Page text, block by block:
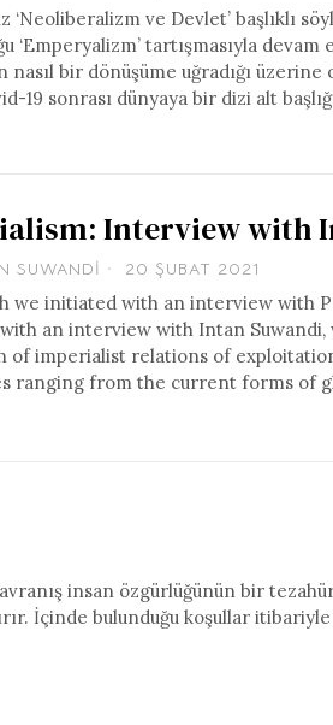
ve Devlet’ başlıklı
‘Emperyalizm’ tartışmasıyla
bir dönüşüme uğradığı üzerine
sonrası dünyaya bir dizi alt
Interview with
SUWANDI 20 ŞUBAT 2021
we initiated with an interview with
an interview with Intan
of imperialist relations of
ranging from the current forms of
insan özgürlüğünün bir
İçinde bulunduğu koşullar